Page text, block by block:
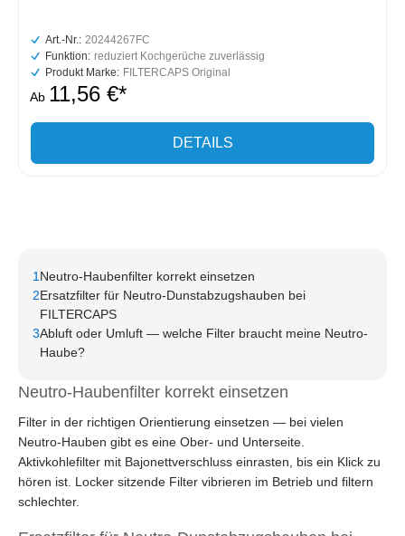
Art.-Nr.: 20244267FC
Funktion: reduziert Kochgerüche zuverlässig
Produkt Marke: FILTERCAPS Original
Ab 11,56 €*
DETAILS
1 Neutro-Haubenfilter korrekt einsetzen
2Ersatzfilter für Neutro-Dunstabzugshauben bei
FILTERCAPS
3Abluft oder Umluft — welche Filter braucht meine Neutro-
Haube?
Neutro-Haubenfilter korrekt einsetzen
Filter in der richtigen Orientierung einsetzen — bei vielen
Neutro-Hauben gibt es eine Ober- und Unterseite.
Aktivkohlefilter mit Bajonettverschluss einrasten, bis ein Klick zu
hören ist. Locker sitzende Filter vibrieren im Betrieb und filtern
schlechter.